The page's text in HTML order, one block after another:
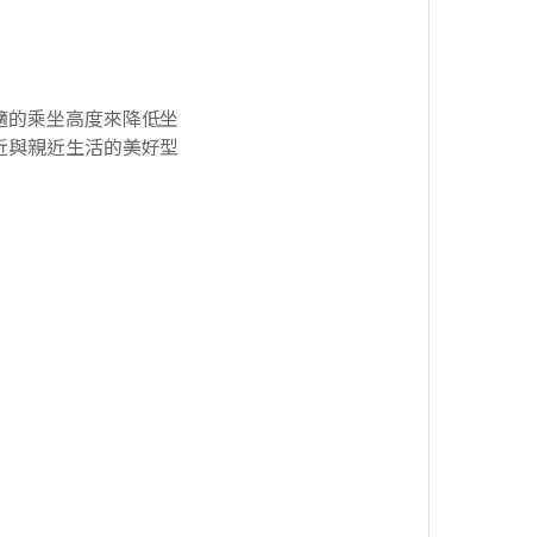
乘坐高度來降低坐
與親近生活的美好型